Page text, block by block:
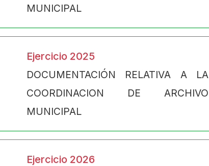
MUNICIPAL
Ejercicio 2025
DOCUMENTACIÓN RELATIVA A LA
COORDINACION DE ARCHIVO
MUNICIPAL
Ejercicio 2026